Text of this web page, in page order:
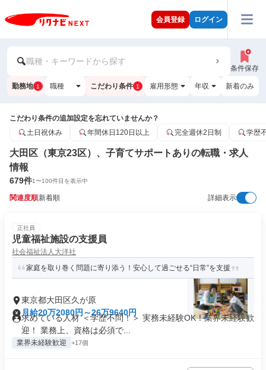
会員登録 ログイン
職種・キーワードから探す
条件保存
勤務地 1 職種 こだわり条件 1 雇用形態 年収 新着のみ
こだわり条件の追加設定を忘れていませんか？
土日祝休み
年間休日120日以上 完全週休2日制 学歴
大田区（東京23区）、子育てサポートありの転職・求人
情報
679件1〜100件目を表示中
関連度順新着順 詳細表示
正社員
児童福祉施設の支援員
社会福祉法人大洋社
家庭を取り巻く問題に寄り添う！安心して過ごせる“日常”を支援
東京都大田区久が原
月給20万2080円～26万9640円
求めている人材 ＜学歴不問！＞ 実務未経験OK！業界未経験歓
迎！ 業務上、資格は必須で...
業界未経験歓迎 +17個